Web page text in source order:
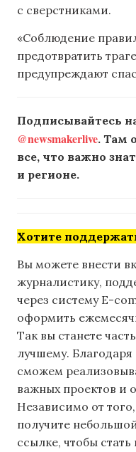
с сверстниками.
«Соблюдение
предотвратить
предупреждают
Подписывайтесь
@newsmakerlive. Там
все, что важно
и регионе.
Хотите
Вы можете внести
журналистику,
через систему E-
оформить
Так вы станете
лучшему.
сможем
важных проектов и
Независимо от
получите
ссылке, чтобы